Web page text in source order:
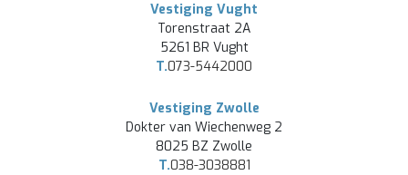
Vestiging Vught
Torenstraat 2A
5261 BR Vught
T.073-5442000
Vestiging Zwolle
Dokter van Wiechenweg 2
8025 BZ Zwolle
T.038-3038881